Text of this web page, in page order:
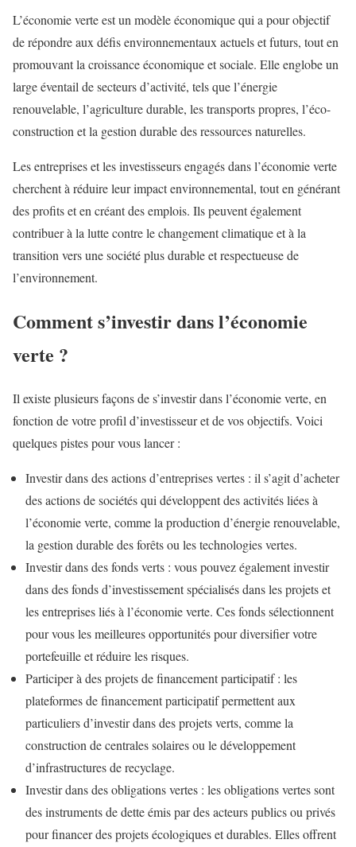
L’économie verte est un modèle économique qui a pour objectif
de répondre aux défis environnementaux actuels et futurs, tout en
promouvant la croissance économique et sociale. Elle englobe un
large éventail de secteurs d’activité, tels que l’énergie
renouvelable, l’agriculture durable, les transports propres, l’éco-
construction et la gestion durable des ressources naturelles.
Les entreprises et les investisseurs engagés dans l’économie verte
cherchent à réduire leur impact environnemental, tout en générant
des profits et en créant des emplois. Ils peuvent également
contribuer à la lutte contre le changement climatique et à la
transition vers une société plus durable et respectueuse de
l’environnement.
Comment s’investir dans l’économie
verte ?
Il existe plusieurs façons de s’investir dans l’économie verte, en
fonction de votre profil d’investisseur et de vos objectifs. Voici
quelques pistes pour vous lancer :
Investir dans des actions d’entreprises vertes : il s’agit d’acheter
des actions de sociétés qui développent des activités liées à
l’économie verte, comme la production d’énergie renouvelable,
la gestion durable des forêts ou les technologies vertes.
Investir dans des fonds verts : vous pouvez également investir
dans des fonds d’investissement spécialisés dans les projets et
les entreprises liés à l’économie verte. Ces fonds sélectionnent
pour vous les meilleures opportunités pour diversifier votre
portefeuille et réduire les risques.
Participer à des projets de financement participatif : les
plateformes de financement participatif permettent aux
particuliers d’investir dans des projets verts, comme la
construction de centrales solaires ou le développement
d’infrastructures de recyclage.
Investir dans des obligations vertes : les obligations vertes sont
des instruments de dette émis par des acteurs publics ou privés
pour financer des projets écologiques et durables. Elles offrent